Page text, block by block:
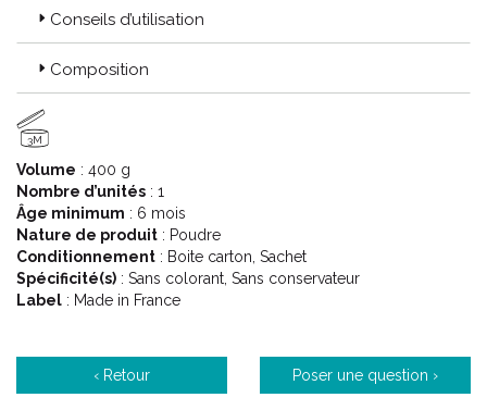
Conseils d’utilisation
Composition
3M
Volume : 400 g
Nombre d’unités : 1
Âge minimum : 6 mois
Nature de produit : Poudre
Conditionnement : Boite carton, Sachet
Spécificité(s) : Sans colorant, Sans conservateur
Label : Made in France
‹ Retour Poser une question ›